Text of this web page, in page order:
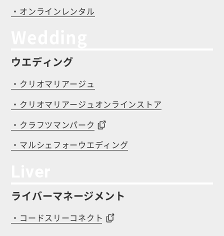
・オンラインレンタル
ウエディング
・クリオマリアージュ
・クリオマリアージュオンラインストア
・クラフツマンパーク
・マルシェフォーウエディング
ライバーマネージメント
・コードスリーコネクト